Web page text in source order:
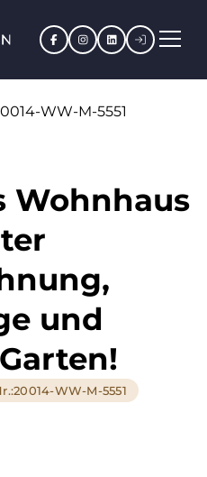
Facebook
Instagram
LinkedIn
WW-M-5551
Wohnhaus
und
:20014-WW-M-5551